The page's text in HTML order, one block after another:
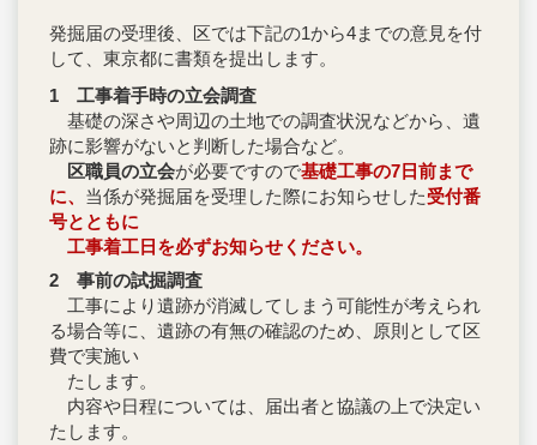
発掘届の受理後、区では下記の1から4までの意見を付
して、東京都に書類を提出します。
1 工事着手時の立会調査
基礎の深さや周辺の土地での調査状況などから、遺
跡に影響がないと判断した場合など。
区職員の立会が必要ですので基礎工事の7日前まで
に、 当係が発掘届を受理した際にお知らせした受付番
号とともに
工事着工日を必ずお知らせください。
2 事前の試掘調査
工事により遺跡が消滅してしまう可能性が考えられ
る場合等に、遺跡の有無の確認のため、原則として区
費で実施い
たします。
内容や日程については、届出者と協議の上で決定い
たします。